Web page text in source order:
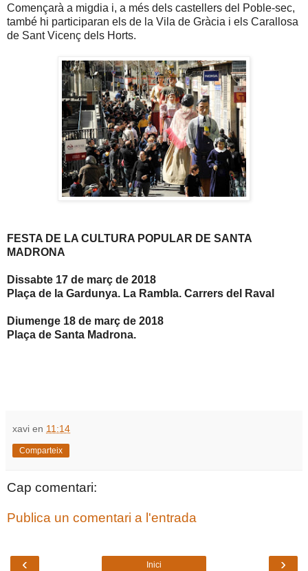
Començarà a migdia i, a més dels castellers del Poble-sec,
també hi participaran els de la Vila de Gràcia i els Carallosa
de Sant Vicenç dels Horts.
FESTA DE LA CULTURA POPULAR DE SANTA
MADRONA
Dissabte 17 de març de 2018
Plaça de la Gardunya. La Rambla. Carrers del Raval
Diumenge 18 de març de 2018
Plaça de Santa Madrona.
xavi en 11:14
Comparteix
Cap comentari:
Publica un comentari a l'entrada
‹ ›
Inici